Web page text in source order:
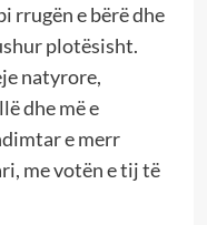
rrugën e bërë dhe
plotësisht.
natyrore,
dhe më e
e merr
me votën e tij të